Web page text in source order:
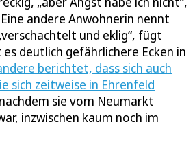
andere Anwohnerin nennt
und eklig“, fügt
es deutlich gefährlichere Ecken in
berichtet, dass sich auch
sich zeitweise in Ehrenfeld
sie vom Neumarkt
inzwischen kaum noch im